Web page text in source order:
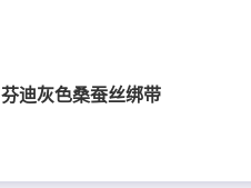
芬迪灰色桑蚕丝绑带